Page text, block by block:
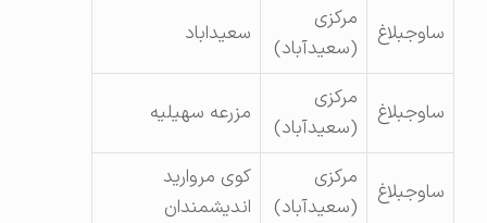
ساوجبلاغ
مرکزی
(سعیدآباد)
سعیداباد
ساوجبلاغ
مرکزی
(سعیدآباد)
مزرعه سهیلیه
ساوجبلاغ
مرکزی
(سعیدآباد)
کوی مروارید
اندیشمندان